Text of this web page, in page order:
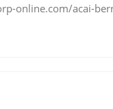
online.com/acai-